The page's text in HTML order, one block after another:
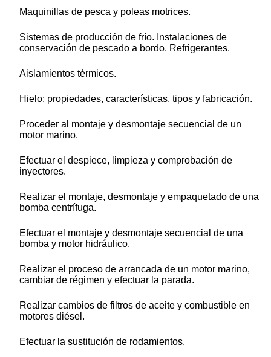
Maquinillas de pesca y poleas motrices.
Sistemas de producción de frío. Instalaciones de
conservación de pescado a bordo. Refrigerantes.
Aislamientos térmicos.
Hielo: propiedades, características, tipos y fabricación.
Proceder al montaje y desmontaje secuencial de un
motor marino.
Efectuar el despiece, limpieza y comprobación de
inyectores.
Realizar el montaje, desmontaje y empaquetado de una
bomba centrífuga.
Efectuar el montaje y desmontaje secuencial de una
bomba y motor hidráulico.
Realizar el proceso de arrancada de un motor marino,
cambiar de régimen y efectuar la parada.
Realizar cambios de filtros de aceite y combustible en
motores diésel.
Efectuar la sustitución de rodamientos.